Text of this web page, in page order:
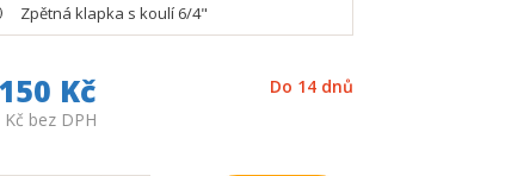
Zpětná klapka s koulí 6/4"
Kč
Kč bez DPH
Do 14 dnů